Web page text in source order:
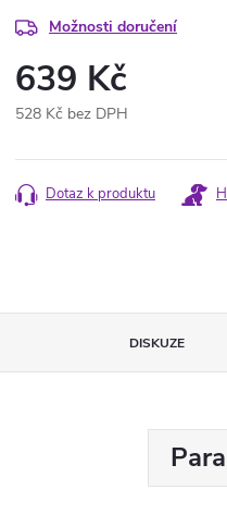
Možnosti doručení
639 Kč
528 Kč bez DPH
cena:
Dotaz k produktu
DISKUZE